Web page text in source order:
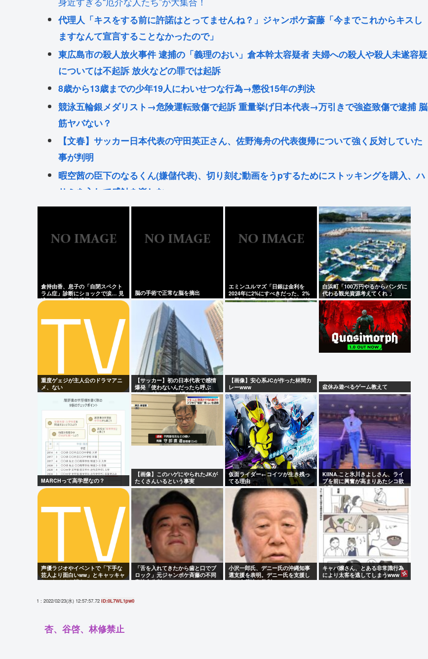
代理人「キスをする前に許諾はとってませんね？」ジャンポケ斎藤「今までこれからキスし
ますなんて宣言することなかったので」
東広島市の殺人放火事件 逮捕の「義理のおい」倉本幹太容疑者 夫婦への殺人や殺人未遂容疑
については不起訴 放火などの罪では起訴
8歳から13歳までの少年19人にわいせつな行為→懲役15年の判決
競泳五輪銀メダリスト→危険運転致傷で起訴 重量挙げ日本代表→万引きで強盗致傷で逮捕 脳
筋ヤバない？
【文春】サッカー日本代表の守田英正さん、佐野海舟の代表復帰について強く反対していた
事が判明
暇空茜の臣下のなるくん(嫌儲代表)、切り刻む動画をうpするためにストッキングを購入、ハ
サミを入れて感触を楽しむ
堀大輔「にこにこ」筋トレ中 コメント「寝たほうが良い」堀大輔「！！」筋トレ器具を破壊
ごみ収集車「あ！燃えるゴミの中にペットボトルや段ボールや中華鍋やドラム缶やテレビが
入ってる！」
へずまりゅう、熊本で被災地支援中に発熱… 「緊急で病院に向かい点滴を打ったら楽に」 回
一昨日の水曜日のダウンタウン面白かった？？
Powered by livedoor 相互RSS
倉持由香、息子の「自閉スペクト
ラム症」診断にショックで涙… 見
逃していた乳幼児期のサインとは
脳の手術で正常な脳を摘出
エミンユルマズ「日銀は金利を
2024年に2%にすべきだった、2%
で景気が悪くなるなら生産性が低
白浜町「100万円やるからパンダに
代わる観光資源考えてくれ 」
重度ゲェジが主人公のドラマアニ
メ、ない
【サッカー】初の日本代表で感情
爆発「使わないんだったら呼ぶ
な！」 涙ながらに訴え「俺を何で
選んだんだ？」ストライカーの意
地
【画像】安心系JCが作った林間カ
レーwww
盆休み遊べるゲーム教えて
MARCHって高学歴なの？
【画像】このハゲにやられたJKが
たくさんいるという事実
仮面ライダー←コイツが生き残っ
てる理由
KIINA.こと氷川きよしさん、ライ
ブを前に興奮が高まりあたシコ欲
全開www
声優ラジオやイベントで「下手な
芸人より面白いww」とキャッキャ
してたオタク消える
「舌を入れてきたから歯と口でブ
ロック」元ジャンポケ斉藤の不同
意性交公判
小沢一郎氏、デニー氏の沖縄知事
選支援を表明。デニー氏を支援し
ない中革連を批判
キャバ嬢さん、とある非常識行為
により太客を逃してしまうwww
1 : 2022/02/23(水) 12:57:57.72 ID:0L7WL1pw0
杏、谷啓、林修禁止